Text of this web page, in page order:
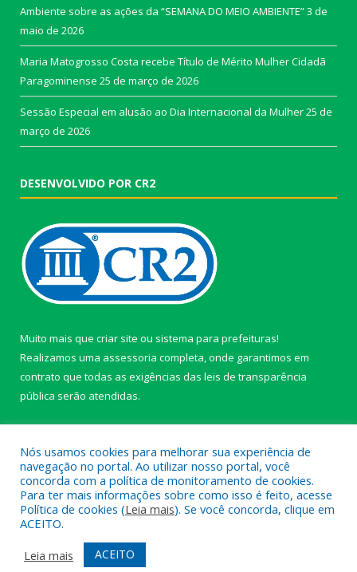
Ambiente sobre as ações da “SEMANA DO MEIO AMBIENTE”3 de
maio de 2026
Maria Matogrosso Costa recebe Título de Mérito Mulher Cidadã
Paragominense 25 de março de 2026
Sessão Especial em alusão ao Dia Internacional da Mulher25 de
março de 2026
DESENVOLVIDO POR CR2
Muito mais que criar site ou sistema para prefeituras!
Realizamos uma assessoria completa, onde garantimos em
contrato que todas as exigências das leis de transparência
pública serão atendidas.
Todos os direitos reservados a câmara de Paragominas.
Mapa do Site
Acessar Área Administrativa
Acessar Webmail
Nós usamos cookies para melhorar sua experiência de
navegação no portal. Ao utilizar nosso portal, você
concorda com a política de monitoramento de cookies.
Para ter mais informações sobre como isso é feito, acesse
Política de cookies (Leia mais). Se você concorda, clique em
ACEITO.
Leia mais
ACEITO